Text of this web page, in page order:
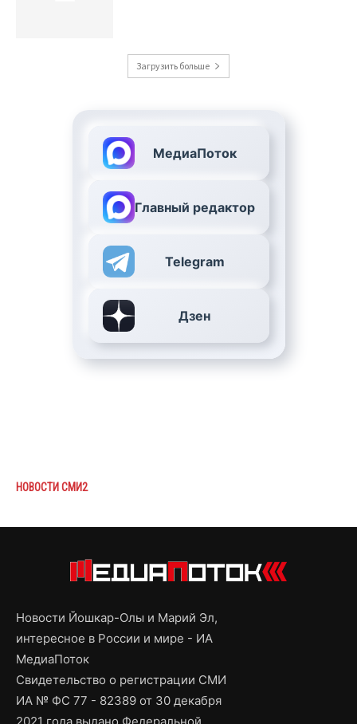
Загрузить больше
МедиаПоток
Главный редактор
Telegram
Дзен
НОВОСТИ СМИ2
Новости Йошкар-Олы и Марий Эл,
интересное в России и мире - ИА
МедиаПоток
Свидетельство о регистрации СМИ
ИА № ФС 77 - 82389 от 30 декабря